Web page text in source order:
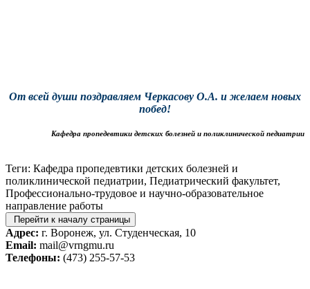
От всей души поздравляем Черкасову О.А. и желаем новых
побед!
Кафедра пропедевтики детских болезней и поликлинической педиатрии
Теги: Кафедра пропедевтики детских болезней и
поликлинической педиатрии, Педиатрический факультет,
Профессионально-трудовое и научно-образовательное
направление работы
Перейти к началу страницы
Адрес: г. Воронеж, ул. Студенческая, 10
Email: mail@vrngmu.ru
Телефоны: (473) 255-57-53